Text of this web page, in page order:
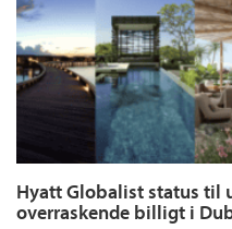
Hyatt Globalist status til
overraskende billigt i